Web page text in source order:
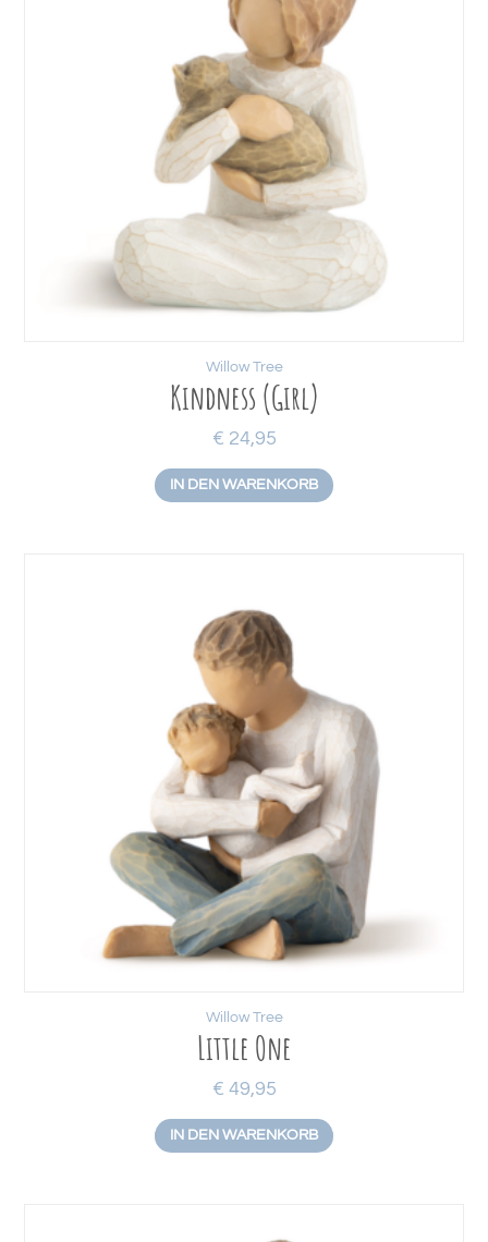
Kindness (Girl)
€ 24,95
IN DEN WARENKORB
Willow Tree
Little One
€ 49,95
IN DEN WARENKORB
Willow Tree